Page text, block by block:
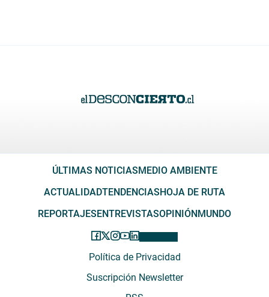
ÚLTIMAS NOTICIAS MEDIO AMBIENTE
ACTUALIDADTENDENCIAS HOJA DE RUTA
REPORTAJES ENTREVISTASOPINIÓN MUNDO
Política de Privacidad
Suscripción Newsletter